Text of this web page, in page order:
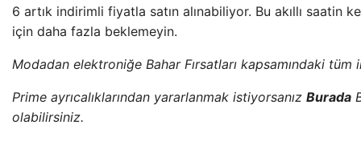
6 artık indirimli fiyatla satın alınabiliyor. Bu akıllı saatin
için daha fazla beklemeyin.
Modadan elektroniğe Bahar Fırsatları kapsamındaki
Prime ayrıcalıklarından yararlanmak istiyorsanız Burada
olabilirsiniz.